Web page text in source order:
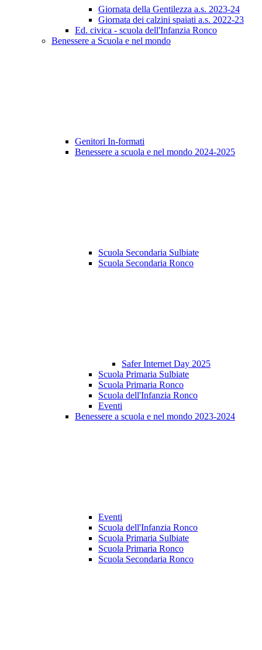
Giornata della Gentilezza a.s. 2023-24
Giornata dei calzini spaiati a.s. 2022-23
Ed. civica - scuola dell'Infanzia Ronco
Benessere a Scuola e nel mondo
Genitori In-formati
Benessere a scuola e nel mondo 2024-2025
Scuola Secondaria Sulbiate
Scuola Secondaria Ronco
Safer Internet Day 2025
Scuola Primaria Sulbiate
Scuola Primaria Ronco
Scuola dell'Infanzia Ronco
Eventi
Benessere a scuola e nel mondo 2023-2024
Eventi
Scuola dell'Infanzia Ronco
Scuola Primaria Sulbiate
Scuola Primaria Ronco
Scuola Secondaria Ronco